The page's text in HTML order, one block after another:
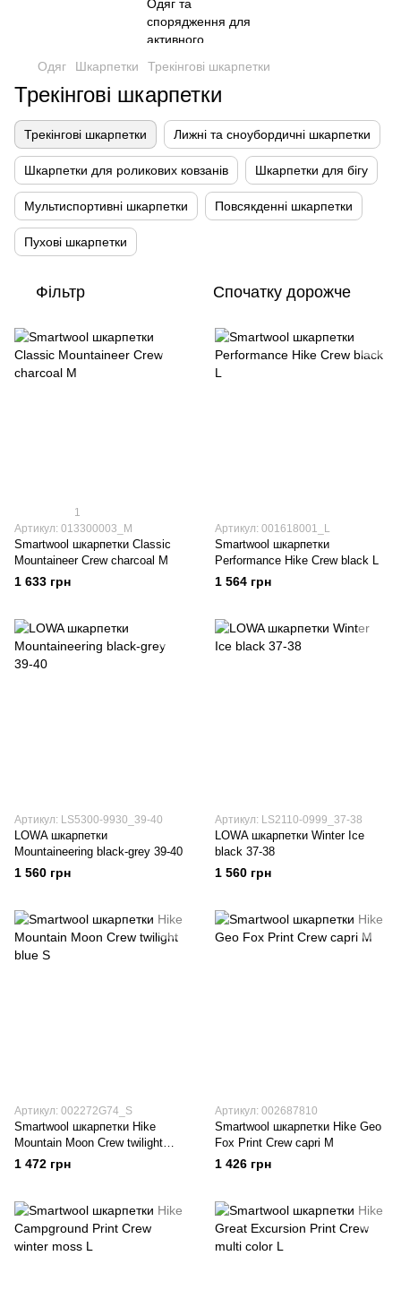
Одяг Шкарпетки Трекінгові шкарпетки
Трекінгові шкарпетки
Трекінгові шкарпетки Лижні та сноубордичні шкарпетки
Шкарпетки для роликових ковзанів Шкарпетки для бігу
Мультиспортивні шкарпетки Повсякденні шкарпетки
Пухові шкарпетки
Фільтр Спочатку дорожче
1
Артикул: 013300003_M
Smartwool шкарпетки Classic
Mountaineer Crew charcoal M
1 633 грн
Артикул: 001618001_L
Smartwool шкарпетки
Performance Hike Crew black L
1 564 грн
Артикул: LS5300-9930_39-40
LOWA шкарпетки
Mountaineering black-grey 39-40
1 560 грн
Артикул: LS2110-0999_37-38
LOWA шкарпетки Winter Ice
black 37-38
1 560 грн
Артикул: 002272G74_S
Smartwool шкарпетки Hike
Mountain Moon Crew twilight
blue S
1 472 грн
Артикул: 002687810
Smartwool шкарпетки Hike Geo
Fox Print Crew capri M
1 426 грн